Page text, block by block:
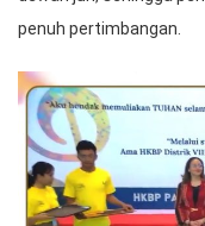
penuh pertimbangan.